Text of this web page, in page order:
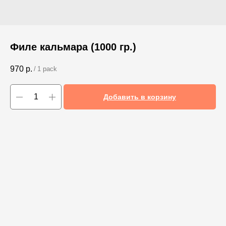
Филе кальмара (1000 гр.)
970 р. / 1 pack
Добавить в корзину